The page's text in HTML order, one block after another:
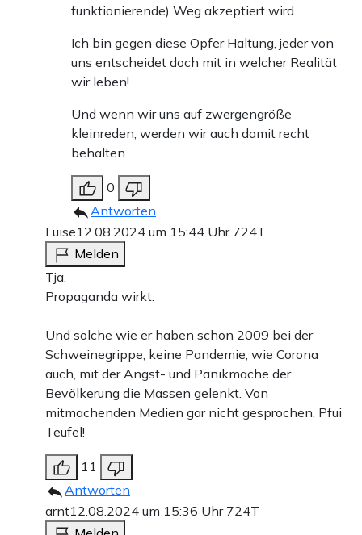
funktionierende) Weg akzeptiert wird.
Ich bin gegen diese Opfer Haltung, jeder von
uns entscheidet doch mit in welcher Realität
wir leben!
Und wenn wir uns auf zwergengröße
kleinreden, werden wir auch damit recht
behalten.
0
Antworten
Luise12.08.2024 um 15:44 Uhr 724T
Melden
Tja.
Propaganda wirkt.
Und solche wie er haben schon 2009 bei der
Schweinegrippe, keine Pandemie, wie Corona
auch, mit der Angst- und Panikmache der
Bevölkerung die Massen gelenkt. Von
mitmachenden Medien gar nicht gesprochen. Pfui
Teufel!
11
Antworten
arnt12.08.2024 um 15:36 Uhr 724T